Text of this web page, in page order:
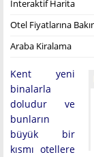
İnteraktif Harita
Otel Fiyatlarına
Araba Kiralama
Kent yeni
binalarla
doludur ve
bunların
büyük bir
kısmı otellere